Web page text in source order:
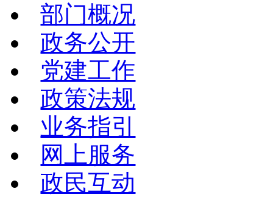
部门概况
政务公开
党建工作
政策法规
业务指引
网上服务
政民互动